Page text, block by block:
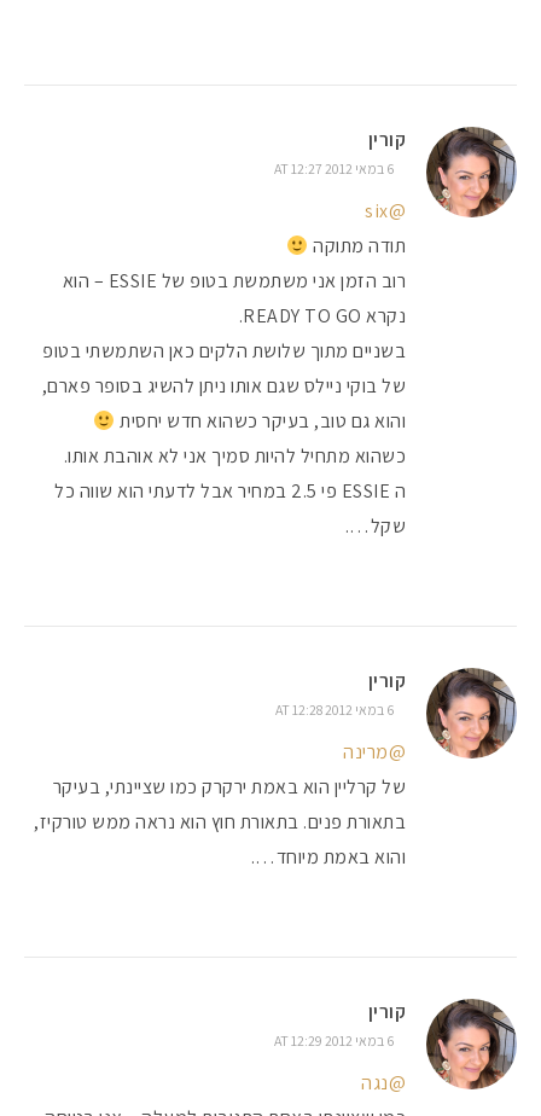
קורין
6 במאי 2012 AT 12:27
@six
תודה מתוקה
רוב הזמן אני משתמשת בטופ של ESSIE – הוא
נקרא READY TO GO.
בשניים מתוך שלושת הלקים כאן השתמשתי בטופ
של בוקי ניילס שגם אותו ניתן להשיג בסופר פארם,
והוא גם טוב, בעיקר כשהוא חדש יחסית
כשהוא מתחיל להיות סמיך אני לא אוהבת אותו.
ה ESSIE פי 2.5 במחיר אבל לדעתי הוא שווה כל
שקל….
קורין
6 במאי 2012 AT 12:28
@מרינה
של קרליין הוא באמת ירקרק כמו שציינתי, בעיקר
בתאורת פנים. בתאורת חוץ הוא נראה ממש טורקיז,
והוא באמת מיוחד….
קורין
6 במאי 2012 AT 12:29
@נגה